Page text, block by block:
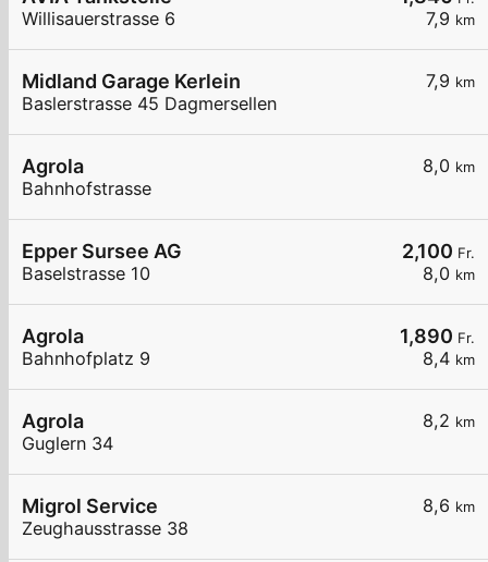
7,9 km
Willisauerstrasse 6
7,9 km
Midland Garage Kerlein
Baslerstrasse 45 Dagmersellen
8,0 km
Agrola
Bahnhofstrasse
2,100 Fr.
8,0 km
Epper Sursee AG
Baselstrasse 10
1,890 Fr.
8,4 km
Agrola
Bahnhofplatz 9
8,2 km
Agrola
Guglern 34
8,6 km
Migrol Service
Zeughausstrasse 38